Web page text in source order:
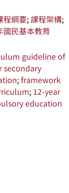
程綱要;課程架構;
國民基本教育
guideline of
secondary
;framework
; 12-year
education